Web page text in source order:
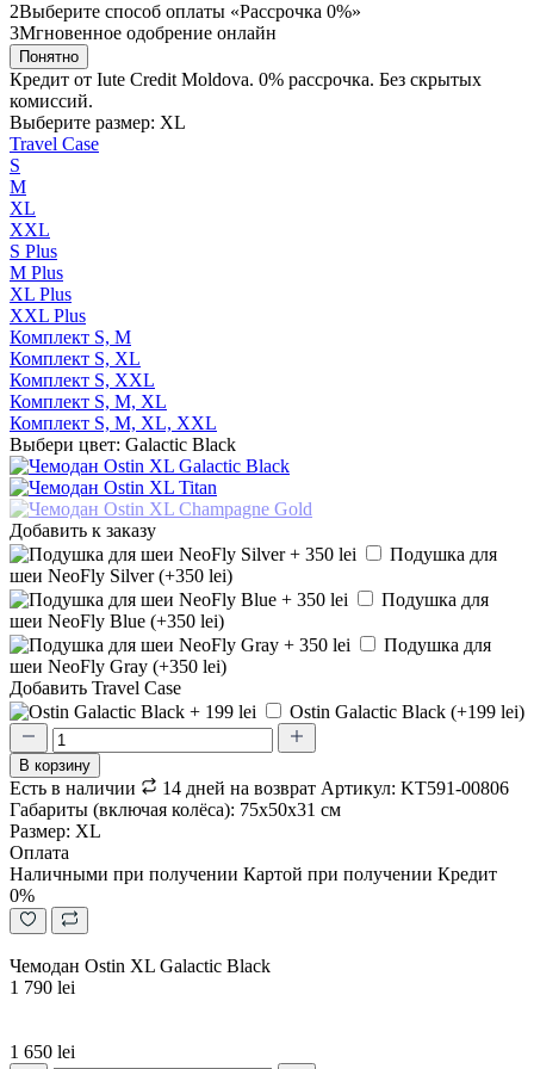
2Выберите способ оплаты «Рассрочка 0%»
3Мгновенное одобрение онлайн
Понятно
Кредит от Iute Credit Moldova. 0% рассрочка. Без скрытых
комиссий.
Выберите размер: XL
Travel Case
S
М
XL
XXL
S Plus
М Plus
XL Plus
XXL Plus
Комплект S, M
Комплект S, XL
Комплект S, XXL
Комплект S, M, XL
Комплект S, M, XL, XXL
Выбери цвет: Galactic Black
Добавить к заказу
Подушка для
шеи NeoFly Silver (+350 lei)
Подушка для
шеи NeoFly Blue (+350 lei)
Подушка для
шеи NeoFly Gray (+350 lei)
Добавить Travel Case
Ostin Galactic Black (+199 lei)
В корзину
Есть в наличии 14 дней на возврат Артикул: KT591-00806
Габариты (включая колёса): 75x50x31 см
Размер: XL
Оплата
Наличными при получении Картой при получении Кредит
0%
Чемодан Ostin XL Galactic Black
1 790 lei
1 650 lei